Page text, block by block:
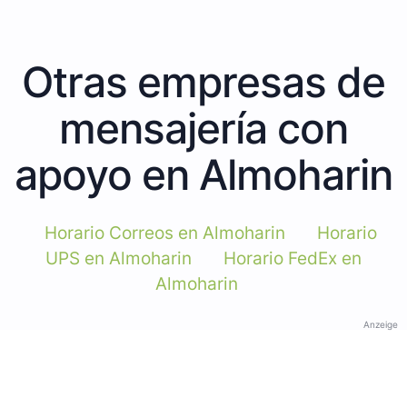
Otras empresas de
mensajería con
apoyo en Almoharin
Horario Correos en Almoharin
Horario
UPS en Almoharin
Horario FedEx en
Almoharin
Anzeige